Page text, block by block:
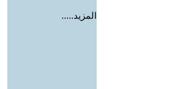
المزيد.....